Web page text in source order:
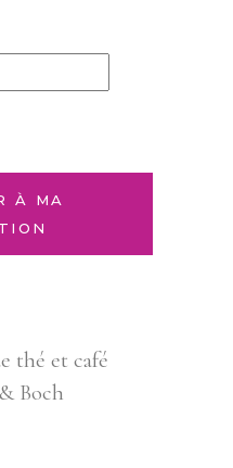
À MA
thé et café
Boch